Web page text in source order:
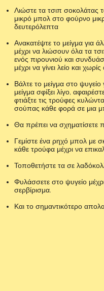
Λιώστε τα τσιπ σοκολάτας
μικρό μπολ στο φούρνο
δευτερόλεπτα
Ανακατέψτε το μείγμα για
μέχρι να λιώσουν όλα τα
ενός πιρουνιού και
μέχρι να γίνει λείο και
Βάλτε το μείγμα στο
μείγμα σφίξει λίγο,
φτιάξτε τις τρούφες
σούπας κάθε φορά σε μια
Θα πρέπει να σχηματίσετε
Γεμίστε ένα ρηχό μπολ με
κάθε τρούφα μέχρι να
Τοποθετήστε τα σε
Φυλάσσετε στο ψυγείο μέχρι
σερβίρισμα.
Και το σημαντικότερο